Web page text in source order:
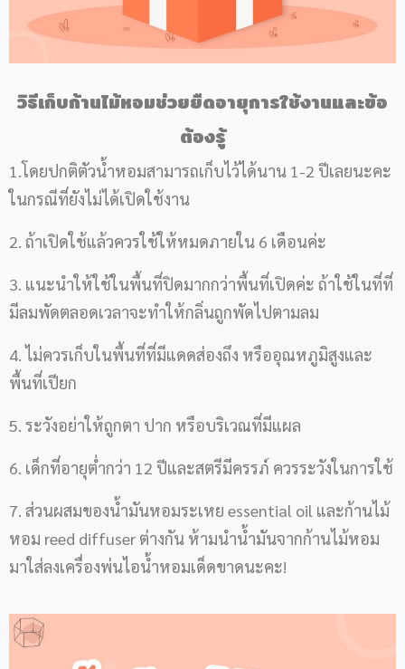
วิธีเก็บก้านไม้หอมช่วยยืดอายุการใช้งานและข้อ
ต้องรู้
1.โดยปกติตัวน้ำหอมสามารถเก็บไว้ได้นาน 1-2 ปีเลยนะคะ
ในกรณีที่ยังไม่ได้เปิดใช้งาน
2. ถ้าเปิดใช้แล้วควรใช้ให้หมดภายใน 6 เดือนค่ะ
3. แนะนำให้ใช้ในพื้นที่ปิดมากกว่าพื้นที่เปิดค่ะ ถ้าใช้ในที่ที่
มีลมพัดตลอดเวลาจะทำให้กลิ่นถูกพัดไปตามลม
4. ไม่ควรเก็บในพื้นที่ที่มีแดดส่องถึง หรืออุณหภูมิสูงและ
พื้นที่เปียก
5. ระวังอย่าให้ถูกตา ปาก หรือบริเวณที่มีแผล
6. เด็กที่อายุต่ำกว่า 12 ปีและสตรีมีครรภ์ ควรระวังในการใช้
7. ส่วนผสมของน้ำมันหอมระเหย essential oil และก้านไม้
หอม reed diffuser ต่างกัน ห้ามนำน้ำมันจากก้านไม้หอม
มาใส่ลงเครื่องพ่นไอน้ำหอมเด็ดขาดนะคะ!